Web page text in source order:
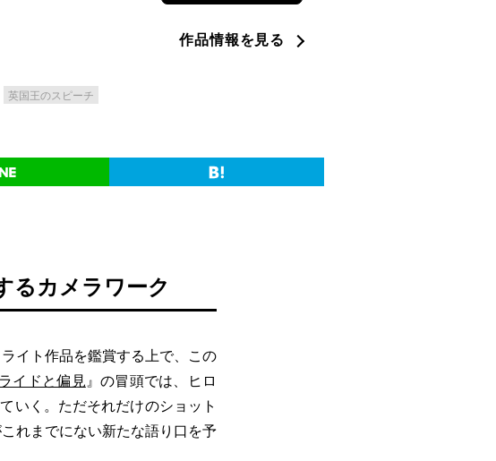
英国王のスピーチ
作品情報を見る
るカメラワーク
イト作品を鑑賞する上で、この
イドと偏見』の冒頭では、ヒロ
いく。ただそれだけのショット
れまでにない新たな語り口を予